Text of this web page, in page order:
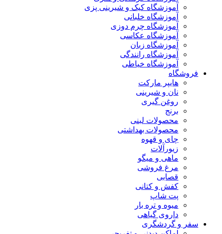
آموزشگاه کیک و شیرینی پزی
آموزشگاه خلبانی
آموزشگاه چرم دوزی
آموزشگاه عکاسی
آموزشگاه زبان
آموزشگاه رانندگی
آموزشگاه خیاطی
فروشگاه
هایپر مارکت
نان و شیرینی
روغن گیری
برنج
محصولات لبنی
محصولات بهداشتی
چای و قهوه
زیورآلات
ماهی و میگو
مرغ فروشی
قصابی
کفش و کتانی
پت شاپ
میوه و تره بار
داروی گیاهی
سفر و گردشگری